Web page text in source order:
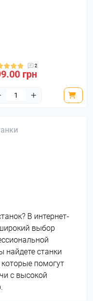
2
грн
В интернет-
выбор
найдете станки
помогут
с высокой